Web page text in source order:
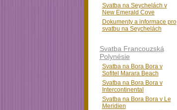
Svatba na Seychelách v
New Emerald Cove
Dokumenty a informace pro
svatbu na Seychelách
Svatba Francouzská
Polynésie
Svatba na Bora Bora v
Sofitel Marara Beach
Svatba na Bora Bora v
Intercontinental
Svatba na Bora Bora v Le
Meridien